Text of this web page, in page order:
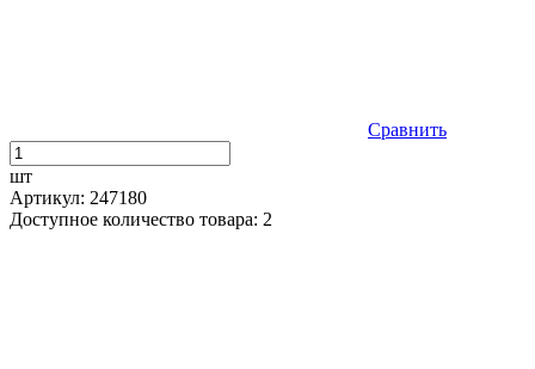
Сравнить
шт
Артикул: 247180
Доступное количество товара: 2